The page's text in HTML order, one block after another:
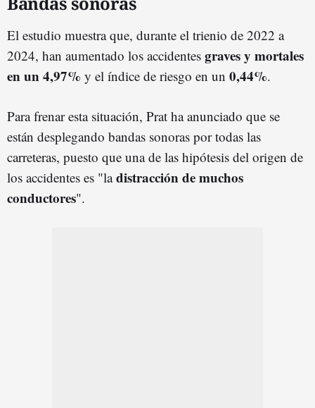
El estudio muestra que, durante el trienio de 2022 a
2024, han aumentado los accidentes graves y mortales
en un 4,97% y el índice de riesgo en un 0,44%.
Para frenar esta situación, Prat ha anunciado que se
están desplegando bandas sonoras por todas las
carreteras, puesto que una de las hipótesis del origen de
los accidentes es "ladistracción de muchos
conductores".